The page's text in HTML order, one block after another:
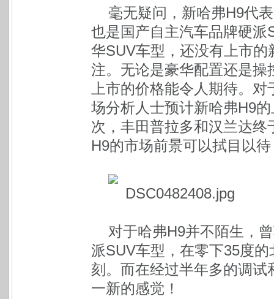
毫无疑问，新哈弗H9代
也是国产自主汽车品牌硬
华SUV车型，还没有上市
注。无论是豪华配置还是
上市的价格能令人期待。
场分析人士预计新哈弗H9
次，丰田普拉多和汉兰达
H9的市场前景可以拭目以
对于哈弗H9并不陌生，
派SUV车型，在零下35度
刻。而在经过半年多的调
一新的感觉！